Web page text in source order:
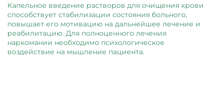
Капельное введение растворов для очищения крови
способствует стабилизации состояния больного,
повышает его мотивацию на дальнейшее лечение и
реабилитацию. Для полноценного лечения
наркомании необходимо психологическое
воздействие на мышление пациента.